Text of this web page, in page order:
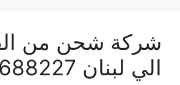
شركة شحن من
الي لبنان 0506688227